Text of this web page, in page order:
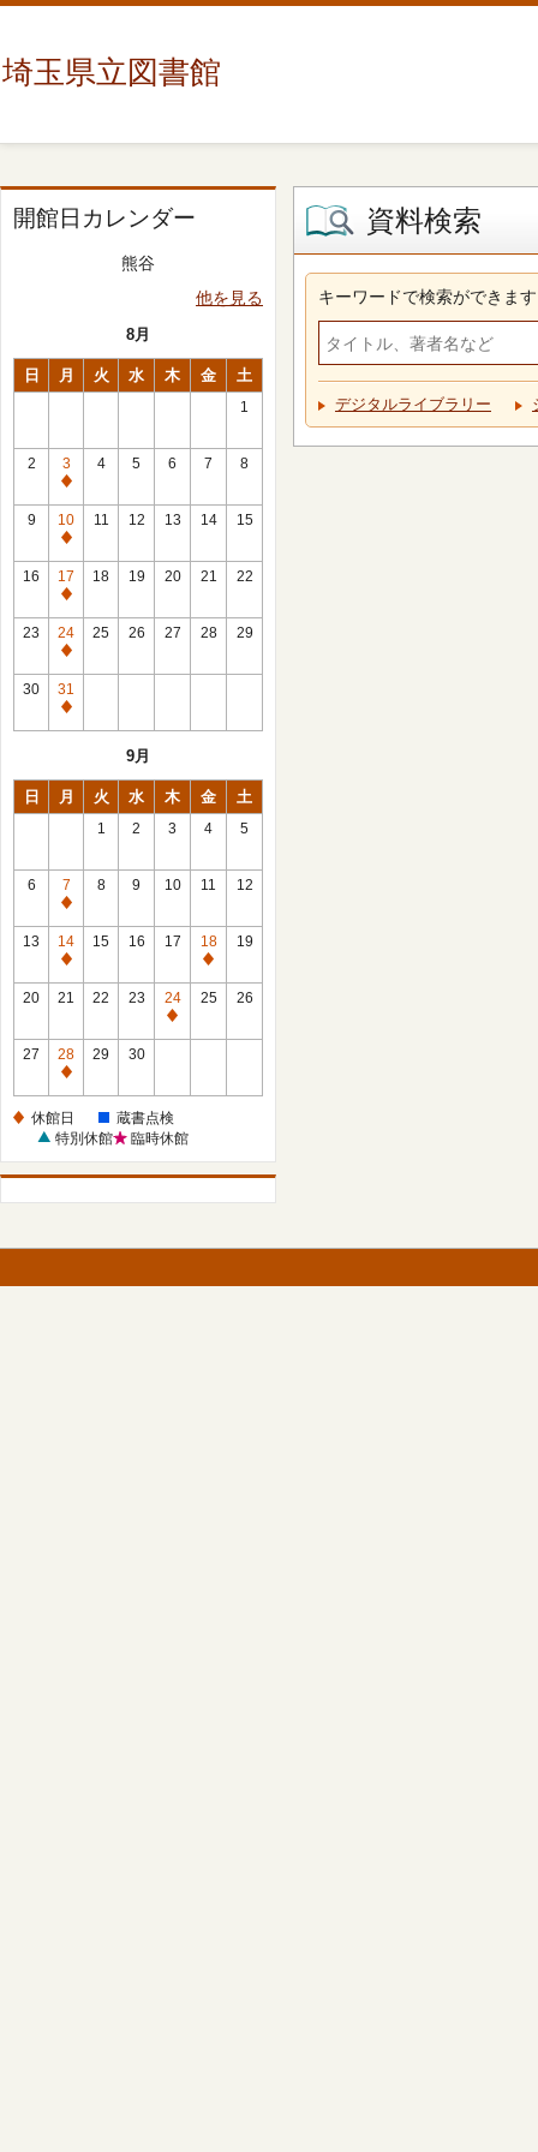
埼玉県立図書館
開館日カレンダー
熊谷
他を見る
8月
日 月 火 水 木 金 土
1
2
3
休
館
日
4 5 6 7 8
9
10
休
館
日
11 12 13 14 15
16
17
休
館
日
18 19 20 21 22
23
24
休
館
日
25 26 27 28 29
30
31
休
9月
日 月 火 水 木 金 土
1 2 3 4 5
6
7
休
館
日
8 9 10 11 12
13
14
休
館
15 16 17
18
休
館
19
20 21 22 23
24
休
25 26
27
28
休
日
29 30
休館日
蔵書点検
特別休館
臨時休館
資料検索
キーワードで検索ができます
デジタルライブラリー